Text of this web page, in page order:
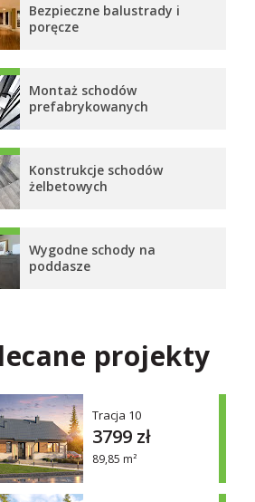
Bezpieczne balustrady i
poręcze
Montaż schodów
prefabrykowanych
Konstrukcje schodów
żelbetowych
Wygodne schody na
poddasze
projekty
Tracja 10
89,85 m²
3799 zł